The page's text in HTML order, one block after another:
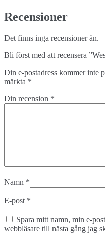
Recensioner
Det finns inga recensioner än.
Bli först med att recensera
Din e-postadress kommer inte
märkta *
Din recension *
Namn *
E-post *
Spara mitt namn, min e-
webbläsare till nästa gång jag